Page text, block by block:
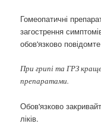
Гомеопатичні
загострення
обов'язково
При грипі та ГРЗ
препаратами.
Обов'язково
ліків.